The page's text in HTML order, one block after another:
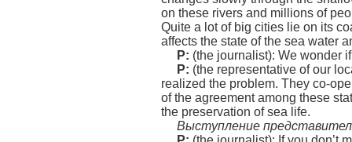
on these rivers and millions of
Quite a lot of big cities lie on its
affects the state of the sea water
P: (the journalist): We wonder
P: (the representative of our
realized the problem. They co-
of the agreement among these
the preservation of sea life.
Выступление